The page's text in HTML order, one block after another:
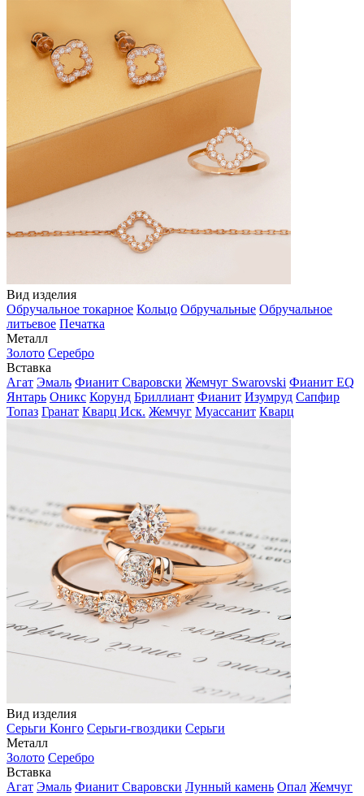
Вид изделия
Обручальное токарное Кольцо Обручальные Обручальное
литьевое Печатка
Металл
Золото Серебро
Вставка
Агат Эмаль Фианит Сваровски Жемчуг Swarovski Фианит EQ
Янтарь Оникс Корунд Бриллиант Фианит Изумруд Сапфир
Топаз Гранат Кварц Иск. Жемчуг Муассанит Кварц
Вид изделия
Серьги Конго Серьги-гвоздики Серьги
Металл
Золото Серебро
Вставка
Агат Эмаль Фианит Сваровски Лунный камень Опал Жемчуг